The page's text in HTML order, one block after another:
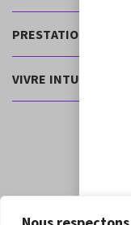
PRESTATIONS ET
VIVRE INTUITIF